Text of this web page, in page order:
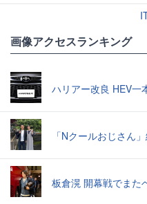
画像アクセスランキング
ハリアー改良 HEV一
「Nクールおじさん
板倉滉 開幕戦でまた